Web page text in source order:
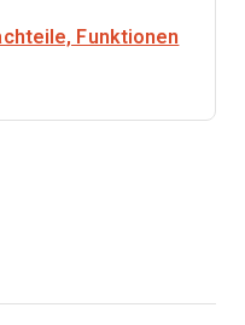
Funktionen
new window